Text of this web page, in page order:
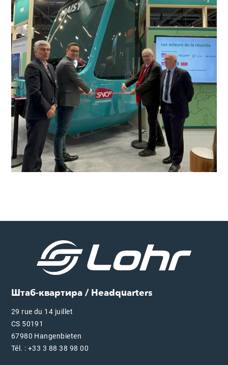
Штаб-квартира / Headquarters
29 rue du 14 juillet
CS 50191
67980 Hangenbieten
Tél. : +33 3 88 38 98 00